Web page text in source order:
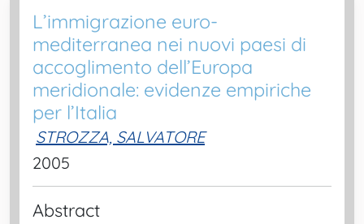
L’immigrazione euro-
mediterranea nei nuovi paesi di
accoglimento dell’Europa
meridionale: evidenze empiriche
per l’Italia
STROZZA, SALVATORE
2005
Abstract